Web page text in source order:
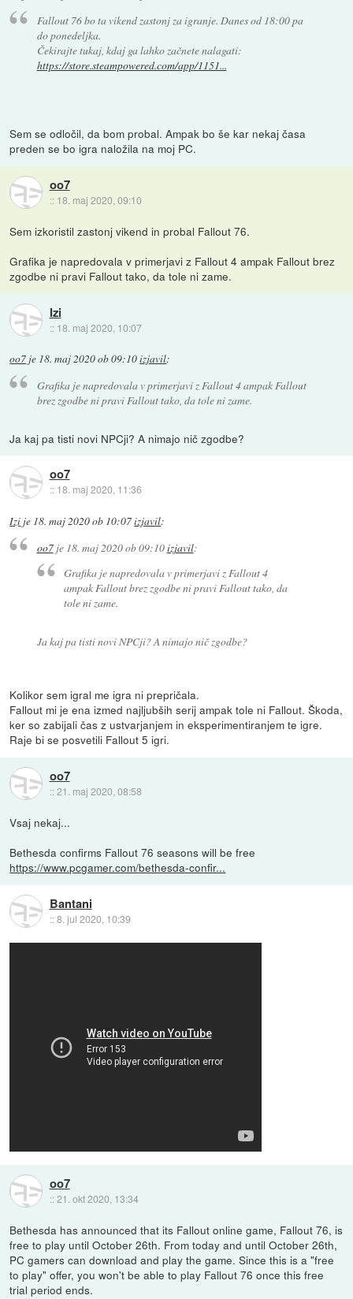
Fallout 76 bo ta vikend zastonj za igranje. Danes od 18:00 pa
do ponedeljka.
Čekirajte tukaj, kdaj ga lahko začnete nalagati:
https://store.steampowered.com/app/1151...
Sem se odločil, da bom probal. Ampak bo še kar nekaj časa
preden se bo igra naložila na moj PC.
oo7
:: 18. maj 2020, 09:10
Sem izkoristil zastonj vikend in probal Fallout 76.
Grafika je napredovala v primerjavi z Fallout 4 ampak Fallout brez
zgodbe ni pravi Fallout tako, da tole ni zame.
Izi
:: 18. maj 2020, 10:07
oo7 je 18. maj 2020 ob 09:10izjavil:
Grafika je napredovala v primerjavi z Fallout 4 ampak Fallout
brez zgodbe ni pravi Fallout tako, da tole ni zame.
Ja kaj pa tisti novi NPCji? A nimajo nič zgodbe?
oo7
:: 18. maj 2020, 11:36
Izi je 18. maj 2020 ob 10:07izjavil:
oo7je 18. maj 2020 ob 09:10izjavil:
Grafika je napredovala v primerjavi z Fallout 4
ampak Fallout brez zgodbe ni pravi Fallout tako, da
tole ni zame.
Ja kaj pa tisti novi NPCji? A nimajo nič zgodbe?
Kolikor sem igral me igra ni prepričala.
Fallout mi je ena izmed najljubših serij ampak tole ni Fallout. Škoda,
ker so zabijali čas z ustvarjanjem in eksperimentiranjem te igre.
Raje bi se posvetili Fallout 5 igri.
oo7
::21. maj 2020, 08:58
Vsaj nekaj...
Bethesda confirms Fallout 76 seasons will be free
https://www.pcgamer.com/bethesda-confir...
Bantani
::8. jul 2020, 10:39
oo7
::21. okt 2020, 13:34
Bethesda has announced that its Fallout online game, Fallout 76, is
free to play until October 26th. From today and until October 26th,
PC gamers can download and play the game. Since this is a "free
to play" offer, you won't be able to play Fallout 76 once this free
trial period ends.